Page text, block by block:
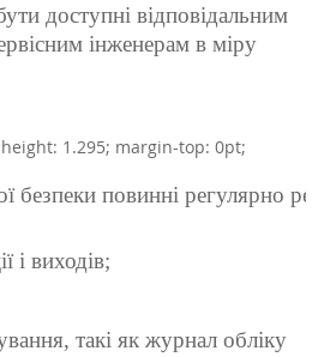
доступні відповідальним
інженерам в міру
1.295; margin-top: 0pt;
повинні регулярно
і виходів;
такі як журнал обліку